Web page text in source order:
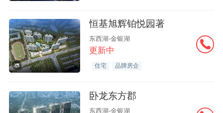
恒基旭辉铂悦园著
东西湖-金银湖
更新中
住宅 品牌房企
卧龙东方郡
东西湖-金银湖